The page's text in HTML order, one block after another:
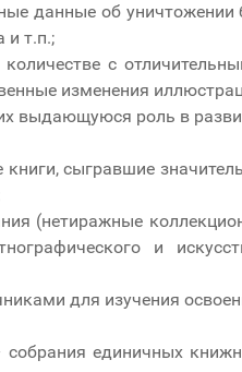
данные об
и т.п.;
с
изменения
выдающуюся роль в
сыгравшие
(нетиражные
и
для изучения
единичных